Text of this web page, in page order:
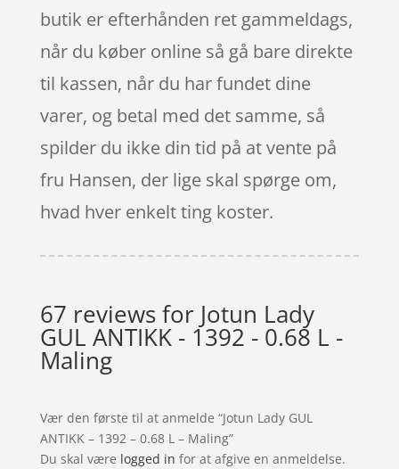
butik er efterhånden ret gammeldags,
når du køber online så gå bare direkte
til kassen, når du har fundet dine
varer, og betal med det samme, så
spilder du ikke din tid på at vente på
fru Hansen, der lige skal spørge om,
hvad hver enkelt ting koster.
67 reviews for Jotun Lady
GUL ANTIKK - 1392 - 0.68 L -
Maling
Vær den første til at anmelde “Jotun Lady GUL
ANTIKK – 1392 – 0.68 L – Maling”
Du skal være logged in for at afgive en anmeldelse.